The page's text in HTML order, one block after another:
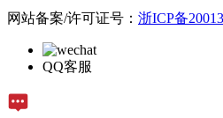
网站备案/许可证号： 浙ICP备
QQ客服